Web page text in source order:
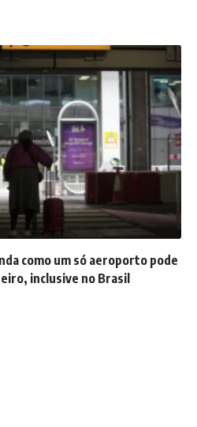
como um só aeroporto pode
inclusive no Brasil